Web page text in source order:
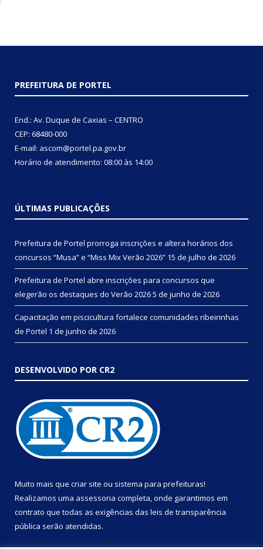
PREFEITURA DE PORTEL
End.: Av. Duque de Caxias – CENTRO
CEP: 68480-000
E-mail: ascom@portel.pa.gov.br
Horário de atendimento: 08:00 às 14:00
ÚLTIMAS PUBLICAÇÕES
Prefeitura de Portel prorroga inscrições e altera horários dos
concursos “Musa” e “Miss Mix Verão 2026” 15 de julho de 2026
Prefeitura de Portel abre inscrições para concursos que
elegerão os destaques do Verão 20265 de junho de 2026
Capacitação em piscicultura fortalece comunidades ribeirinhas
de Portel 1 de junho de 2026
DESENVOLVIDO POR CR2
Muito mais que criar site ou sistema para prefeituras!
Realizamos uma assessoria completa, onde garantimos em
contrato que todas as exigências das leis de transparência
pública serão atendidas.